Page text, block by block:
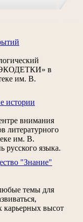
в
им. В.
истории
внимания
литературного
им. В.
русского языка.
"Знание"
темы для
карьерных высот